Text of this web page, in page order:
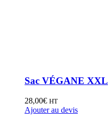
Sac VÉGANE XXL
28,00€ HT
Ajouter au devis